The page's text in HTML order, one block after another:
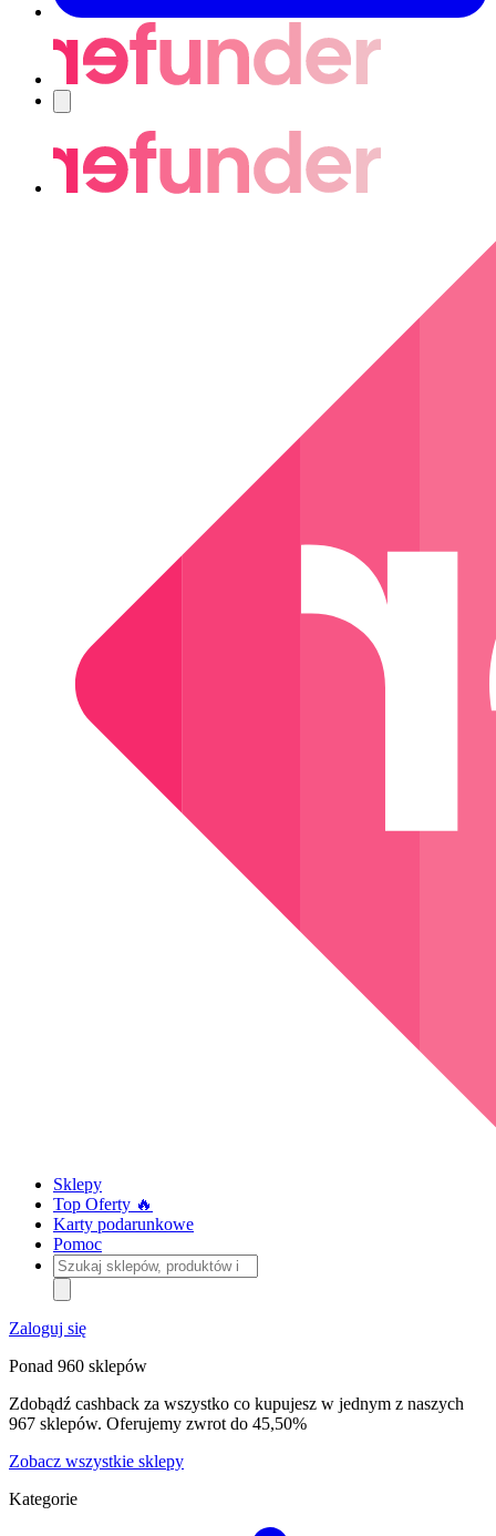
Sklepy
Top Oferty 🔥
Karty podarunkowe
Pomoc
Szukaj
sklepów,
produktów
i
kategorii
Zaloguj się
Ponad 960 sklepów
Zdobądź cashback za wszystko co kupujesz w jednym z naszych
967 sklepów. Oferujemy zwrot do 45,50%
Zobacz wszystkie sklepy
Kategorie